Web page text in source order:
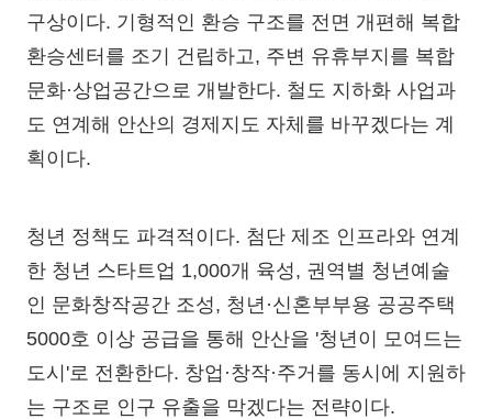
구상이다. 기형적인 환승 구조를 전면 개편해 복합
환승센터를 조기 건립하고, 주변 유휴부지를 복합
문화·상업공간으로 개발한다. 철도 지하화 사업과
도 연계해 안산의 경제지도 자체를 바꾸겠다는 계
획이다.
청년 정책도 파격적이다. 첨단 제조 인프라와 연계
한 청년 스타트업 1,000개 육성, 권역별 청년예술
인 문화창작공간 조성, 청년·신혼부부용 공공주택
5000호 이상 공급을 통해 안산을 '청년이 모여드는
도시'로 전환한다. 창업·창작·주거를 동시에 지원하
는 구조로 인구 유출을 막겠다는 전략이다.